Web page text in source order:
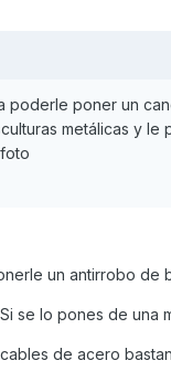
poderle poner un
metálicas y le
un antirrobo de
se lo pones de una
de acero